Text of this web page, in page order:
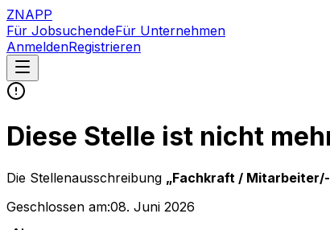
ZNAPP
Für JobsuchendeFür Unternehmen
AnmeldenRegistrieren
Diese Stelle ist nicht
Die Stellenausschreibung „Fachkraft /
Geschlossen am:08. Juni 2026